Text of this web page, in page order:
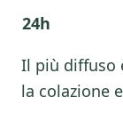
24h
Il più diffuso
la colazione